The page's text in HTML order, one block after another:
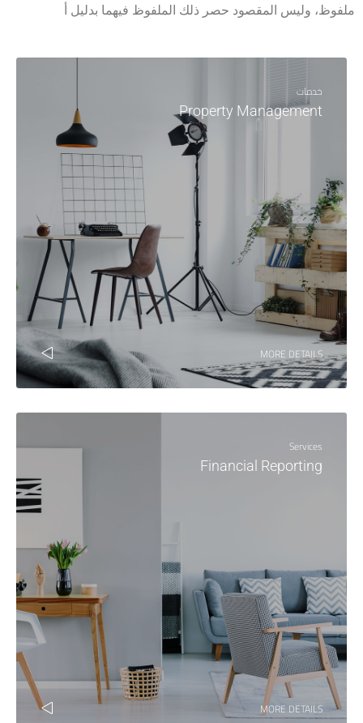
ملفوظ، وليس المقصود حصر ذلك الملفوظ فيهما بدليل أ
خدمات
Property Management
MORE DETAILS
Services
Financial Reporting
MORE DETAILS